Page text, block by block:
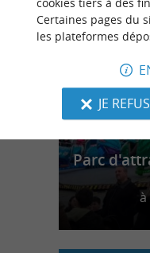
Parc
à
Certaines pages du
les plateformes
JE